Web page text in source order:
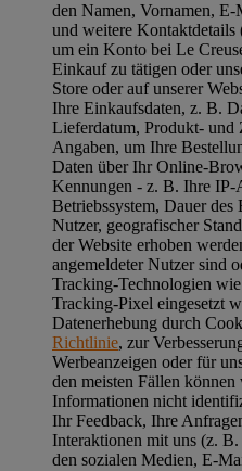
den Namen, Vornamen,
und weitere Kontaktdetails
um ein Konto bei Le
Einkauf zu tätigen oder
Store oder auf unserer
Ihre Einkaufsdaten, z. B.
Lieferdatum, Produkt- und
Angaben, um Ihre
Daten über Ihr Online-
Kennungen - z. B. Ihre IP-
Betriebssystem, Dauer des
Nutzer, geografischer
der Website erhoben
angemeldeter Nutzer sind
Tracking-Technologien
Tracking-Pixel eingesetzt
Datenerhebung durch
Richtlinie, zur
Werbeanzeigen oder für
den meisten Fällen
Informationen nicht
Ihr Feedback, Ihre
Interaktionen mit uns (z.
den sozialen Medien, E-